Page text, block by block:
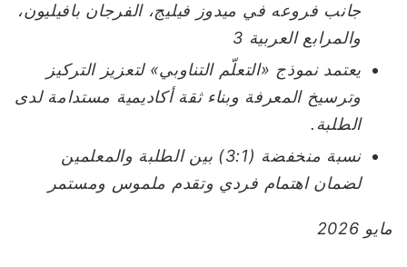
ا
جانب فروعه في ميدوز فيليج، الفرجان بافيليون،
والمرابع العربية 3
يعتمد نموذج «التعلّم التناوبي» لتعزيز التركيز
وترسيخ المعرفة وبناء ثقة أكاديمية مستدامة لدى
الطلبة.
نسبة منخفضة (3:1) بين الطلبة والمعلمين
لضمان اهتمام فردي وتقدم ملموس ومستمر
مايو 2026